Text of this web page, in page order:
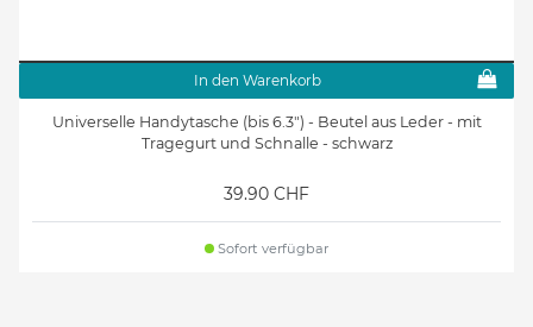
In den Warenkorb
Universelle Handytasche (bis 6.3") - Beutel aus Leder - mit
Tragegurt und Schnalle - schwarz
39.90 CHF
Sofort verfügbar